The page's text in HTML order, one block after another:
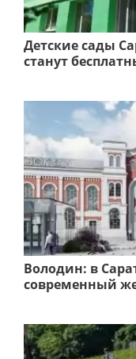
Детские сады
станут
Володин: в
современный